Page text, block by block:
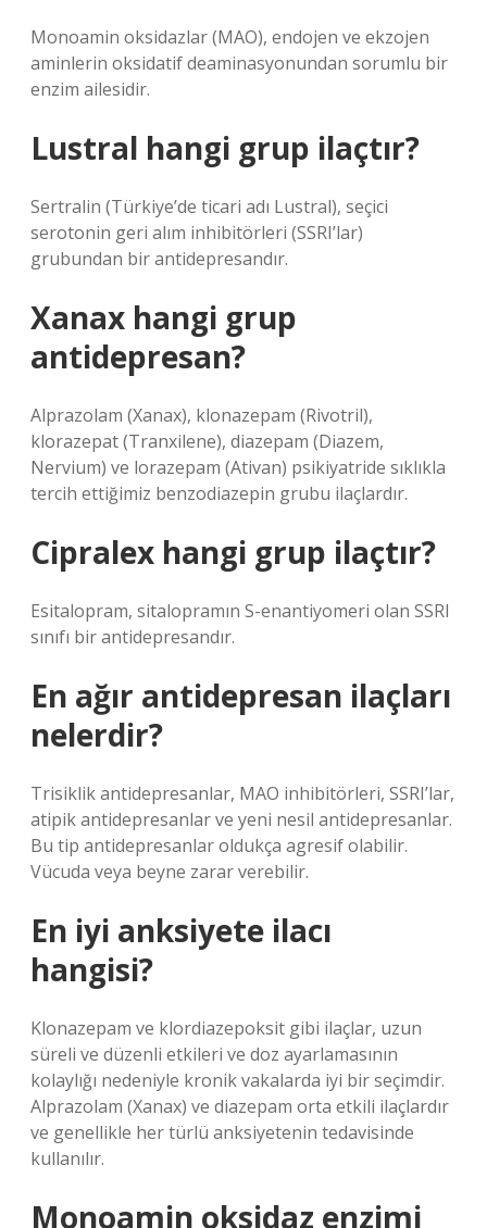
Monoamin oksidazlar (MAO), endojen ve ekzojen
aminlerin oksidatif deaminasyonundan sorumlu bir
enzim ailesidir.
Lustral hangi grup ilaçtır?
Sertralin (Türkiye’de ticari adı Lustral), seçici
serotonin geri alım inhibitörleri (SSRI’lar)
grubundan bir antidepresandır.
Xanax hangi grup
antidepresan?
Alprazolam (Xanax), klonazepam (Rivotril),
klorazepat (Tranxilene), diazepam (Diazem,
Nervium) ve lorazepam (Ativan) psikiyatride sıklıkla
tercih ettiğimiz benzodiazepin grubu ilaçlardır.
Cipralex hangi grup ilaçtır?
Esitalopram, sitalopramın S-enantiyomeri olan SSRI
sınıfı bir antidepresandır.
En ağır antidepresan ilaçları
nelerdir?
Trisiklik antidepresanlar, MAO inhibitörleri, SSRI’lar,
atipik antidepresanlar ve yeni nesil antidepresanlar.
Bu tip antidepresanlar oldukça agresif olabilir.
Vücuda veya beyne zarar verebilir.
En iyi anksiyete ilacı
hangisi?
Klonazepam ve klordiazepoksit gibi ilaçlar, uzun
süreli ve düzenli etkileri ve doz ayarlamasının
kolaylığı nedeniyle kronik vakalarda iyi bir seçimdir.
Alprazolam (Xanax) ve diazepam orta etkili ilaçlardır
ve genellikle her türlü anksiyetenin tedavisinde
kullanılır.
Monoamin oksidaz enzimi